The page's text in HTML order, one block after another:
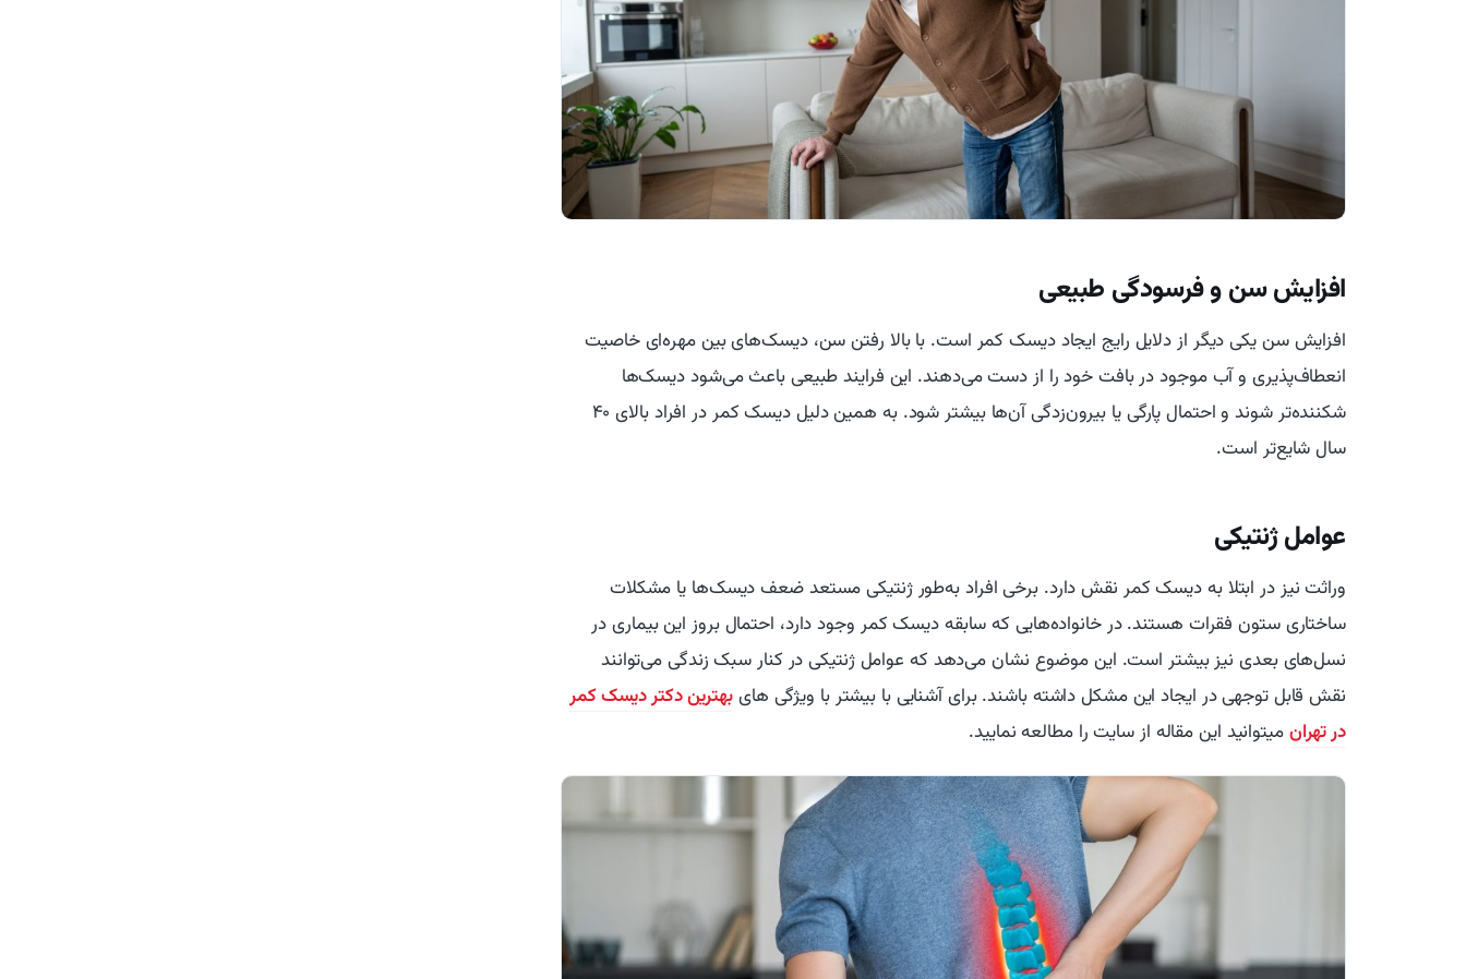
افزایش سن و فرسودگی طبیعی
افزایش سن یکی دیگر از دلایل رایج ایجاد دیسک کمر است. با بالا رفتن سن، دیسک‌های بین مهره‌ای خاصیت
انعطاف‌پذیری و آب موجود در بافت خود را از دست می‌دهند. این فرایند طبیعی باعث می‌شود دیسک‌ها
شکننده‌تر شوند و احتمال پارگی یا بیرون‌زدگی آن‌ها بیشتر شود. به همین دلیل دیسک کمر در افراد بالای ۴۰
سال شایع‌تر است.
عوامل ژنتیکی
وراثت نیز در ابتلا به دیسک کمر نقش دارد. برخی افراد به‌طور ژنتیکی مستعد ضعف دیسک‌ها یا مشکلات
ساختاری ستون فقرات هستند. در خانواده‌هایی که سابقه دیسک کمر وجود دارد، احتمال بروز این بیماری در
نسل‌های بعدی نیز بیشتر است. این موضوع نشان می‌دهد که عوامل ژنتیکی در کنار سبک زندگی می‌توانند
نقش قابل توجهی در ایجاد این مشکل داشته باشند. برای آشنایی با بیشتر با ویژگی هایبهترین دکتر دیسک کمر
در تهرانمیتوانید این مقاله از سایت را مطالعه نمایید.